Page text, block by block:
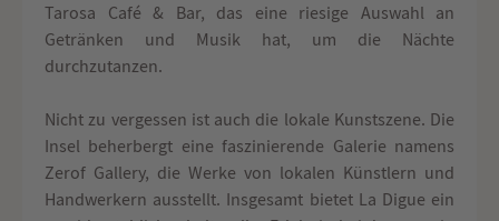
Tarosa Café & Bar, das eine riesige Auswahl an
Getränken und Musik hat, um die Nächte
durchzutanzen.
Nicht zu vergessen ist auch die lokale Kunstszene. Die
Insel beherbergt eine faszinierende Galerie namens
Zerof Gallery, die Werke von lokalen Künstlern und
Handwerkern ausstellt. Insgesamt bietet La Digue ein